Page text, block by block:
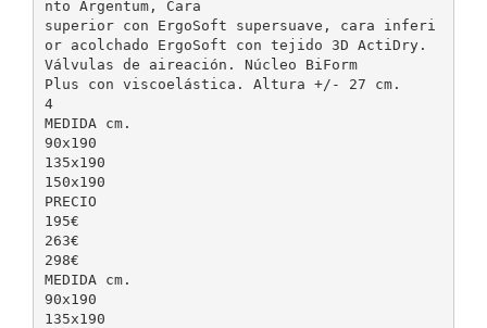
nto Argentum, Cara
superior con ErgoSoft supersuave, cara inferi
or acolchado ErgoSoft con tejido 3D ActiDry.
Válvulas de aireación. Núcleo BiForm
Plus con viscoelástica. Altura +/- 27 cm.
4
MEDIDA cm.
90x190
135x190
150x190
PRECIO
195€
263€
298€
MEDIDA cm.
90x190
135x190